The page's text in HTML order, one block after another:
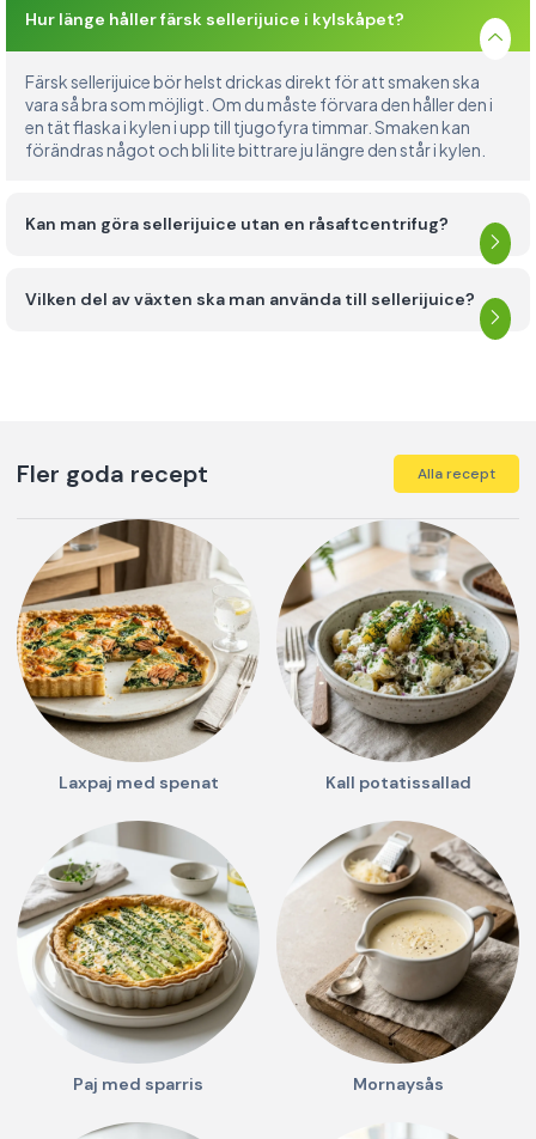
Hur länge håller färsk sellerijuice i kylskåpet?
Färsk sellerijuice bör helst drickas direkt för att smaken ska
vara så bra som möjligt. Om du måste förvara den håller den i
en tät flaska i kylen i upp till tjugofyra timmar. Smaken kan
förändras något och bli lite bittrare ju längre den står i kylen.
Kan man göra sellerijuice utan en råsaftcentrifug?
Vilken del av växten ska man använda till sellerijuice?
Fler goda recept Alla recept
Laxpaj med spenat Kall potatissallad
Paj med sparris Mornaysås